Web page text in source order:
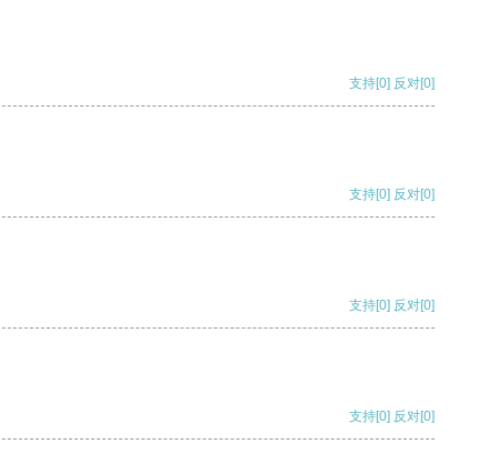
支持[0] 反对[0]
支持[0] 反对[0]
支持[0] 反对[0]
支持[0] 反对[0]